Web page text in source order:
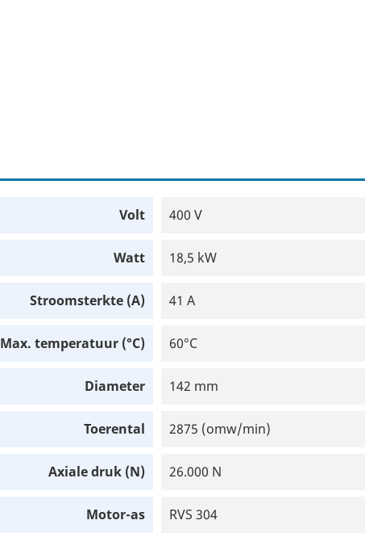
Volt 400 V
Watt 18,5 kW
Stroomsterkte (A) 41 A
Max. temperatuur (°C) 60°C
Diameter 142 mm
Toerental 2875 (omw/min)
Axiale druk (N) 26.000 N
Motor-as RVS 304